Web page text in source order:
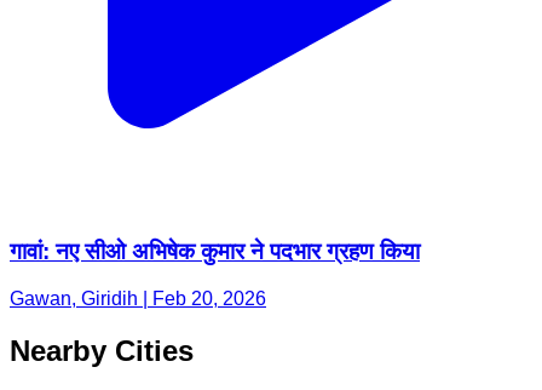
गावां: नए सीओ अभिषेक कुमार ने पदभार ग्रहण किया
Gawan, Giridih | Feb 20, 2026
Nearby Cities